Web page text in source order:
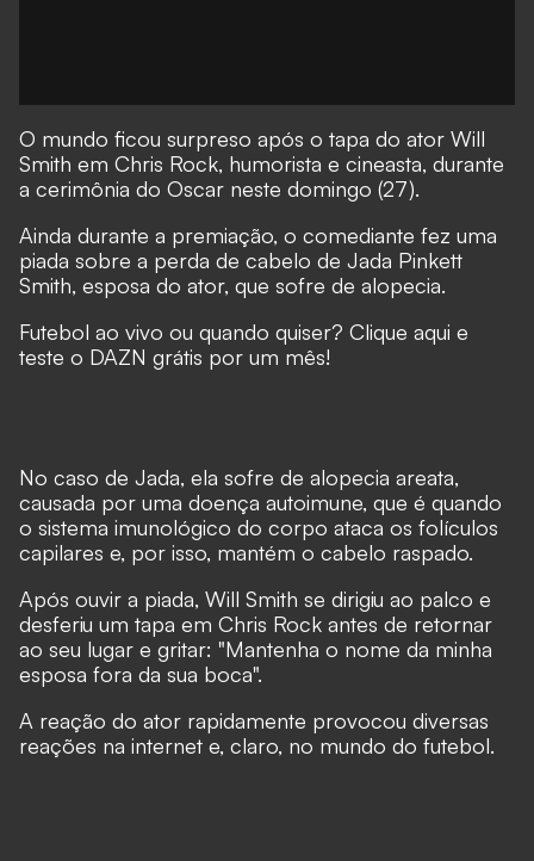
O mundo ficou surpreso após o tapa do ator Will
Smith em Chris Rock, humorista e cineasta, durante
a cerimônia do Oscar neste domingo (27).
Ainda durante a premiação, o comediante fez uma
piada sobre a perda de cabelo de Jada Pinkett
Smith, esposa do ator, que sofre de alopecia.
Futebol ao vivo ou quando quiser? Clique aqui e
teste o DAZN grátis por um mês!
No caso de Jada, ela sofre de alopecia areata,
causada por uma doença autoimune, que é quando
o sistema imunológico do corpo ataca os folículos
capilares e, por isso, mantém o cabelo raspado.
Após ouvir a piada, Will Smith se dirigiu ao palco e
desferiu um tapa em Chris Rock antes de retornar
ao seu lugar e gritar: "Mantenha o nome da minha
esposa fora da sua boca".
A reação do ator rapidamente provocou diversas
reações na internet e, claro, no mundo do futebol.